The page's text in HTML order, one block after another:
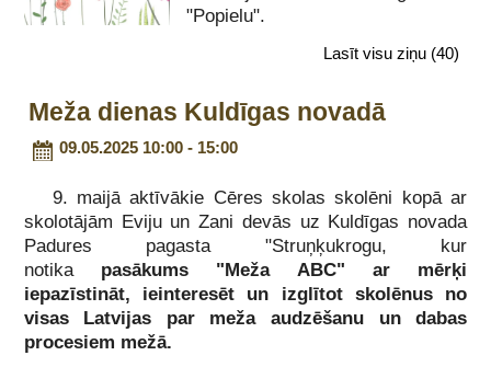
"Popielu".
Lasīt visu ziņu (40)
Meža dienas Kuldīgas novadā
09.05.2025 10:00 - 15:00
9. maijā aktīvākie Cēres skolas skolēni kopā ar
skolotājām Eviju un Zani devās uz Kuldīgas novada
Padures pagasta "Struņķukrogu, kur
notika pasākums "Meža ABC" ar mērķi
iepazīstināt, ieinteresēt un izglītot skolēnus no
visas Latvijas par meža audzēšanu un dabas
procesiem mežā.